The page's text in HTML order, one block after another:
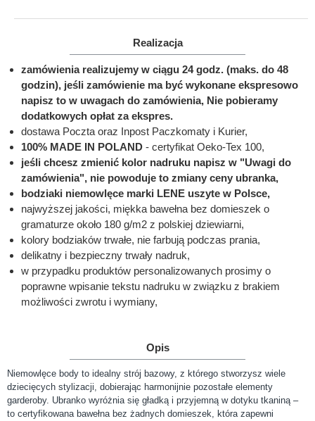
Realizacja
zamówienia realizujemy w ciągu 24 godz. (maks. do 48
godzin), jeśli zamówienie ma być wykonane ekspresowo
napisz to w uwagach do zamówienia, Nie pobieramy
dodatkowych opłat za ekspres.
dostawa Poczta oraz Inpost Paczkomaty i Kurier,
100% MADE IN POLAND - certyfikat Oeko-Tex 100,
jeśli chcesz zmienić kolor nadruku napisz w "Uwagi do
zamówienia", nie powoduje to zmiany ceny ubranka,
bodziaki niemowlęce marki LENE uszyte w Polsce,
najwyższej jakości, miękka bawełna bez domieszek o
gramaturze około 180 g/m2 z polskiej dziewiarni,
kolory bodziaków trwałe, nie farbują podczas prania,
delikatny i bezpieczny trwały nadruk,
w przypadku produktów personalizowanych prosimy o
poprawne wpisanie tekstu nadruku w związku z brakiem
możliwości zwrotu i wymiany,
Opis
Niemowlęce body to idealny strój bazowy, z którego stworzysz wiele
dziecięcych stylizacji, dobierając harmonijnie pozostałe elementy
garderoby. Ubranko wyróżnia się gładką i przyjemną w dotyku tkaniną –
to certyfikowana bawełna bez żadnych domieszek, która zapewni